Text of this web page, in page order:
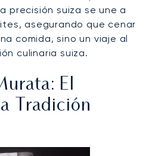
precisión suiza se une a
asegurando que cenar
comida, sino un viaje al
culinaria suiza.
El
Tradición